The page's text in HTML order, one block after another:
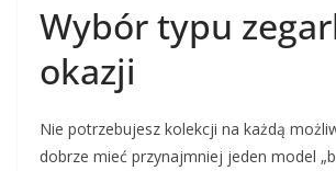
Wybór typu
okazji
Nie potrzebujesz kolekcji na każdą
dobrze mieć przynajmniej jeden model